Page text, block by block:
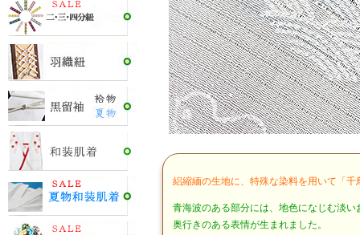
絽縮緬の生地に、特殊な染料を用いて「
青海波のある部分には、地色になじむ淡
奥行きのある表情が生まれました。